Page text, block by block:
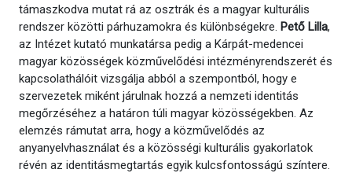
támaszkodva mutat rá az osztrák és a magyar kulturális
rendszer közötti párhuzamokra és különbségekre. Pető Lilla,
az Intézet kutató munkatársa pedig a Kárpát-medencei
magyar közösségek közművelődési intézményrendszerét és
kapcsolathálóit vizsgálja abból a szempontból, hogy e
szervezetek miként járulnak hozzá a nemzeti identitás
megőrzéséhez a határon túli magyar közösségekben. Az
elemzés rámutat arra, hogy a közművelődés az
anyanyelvhasználat és a közösségi kulturális gyakorlatok
révén az identitásmegtartás egyik kulcsfontosságú színtere.